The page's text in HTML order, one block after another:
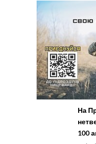
На
100